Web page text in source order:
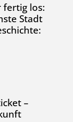
fertig los:
Stadt
Bocholt die
–